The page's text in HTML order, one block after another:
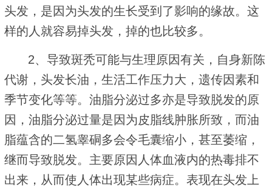
头发，是因为头发的生长受到了影响的缘故。这
样的人就容易掉头发，掉的也比较多。
2、导致斑秃可能与生理原因有关，自身新陈
代谢，头发长油，生活工作压力大，遗传因素和
季节变化等等。油脂分泌过多亦是导致脱发的原
因，油脂分泌过量是因为皮脂线肿胀所致，而油
脂蕴含的二氢睾硐多会令毛囊缩小，甚至萎缩，
继而导致脱发。主要原因人体血液内的热毒排不
出来，从而使人体出现某些病症。表现在头发上